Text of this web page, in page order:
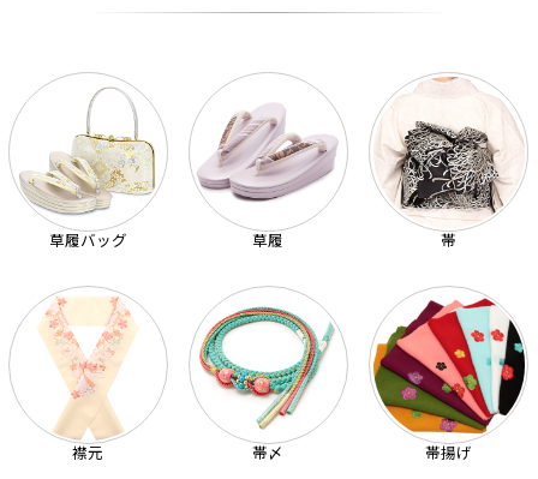
草履バッグ 草履 帯
襟元 帯〆 帯揚げ